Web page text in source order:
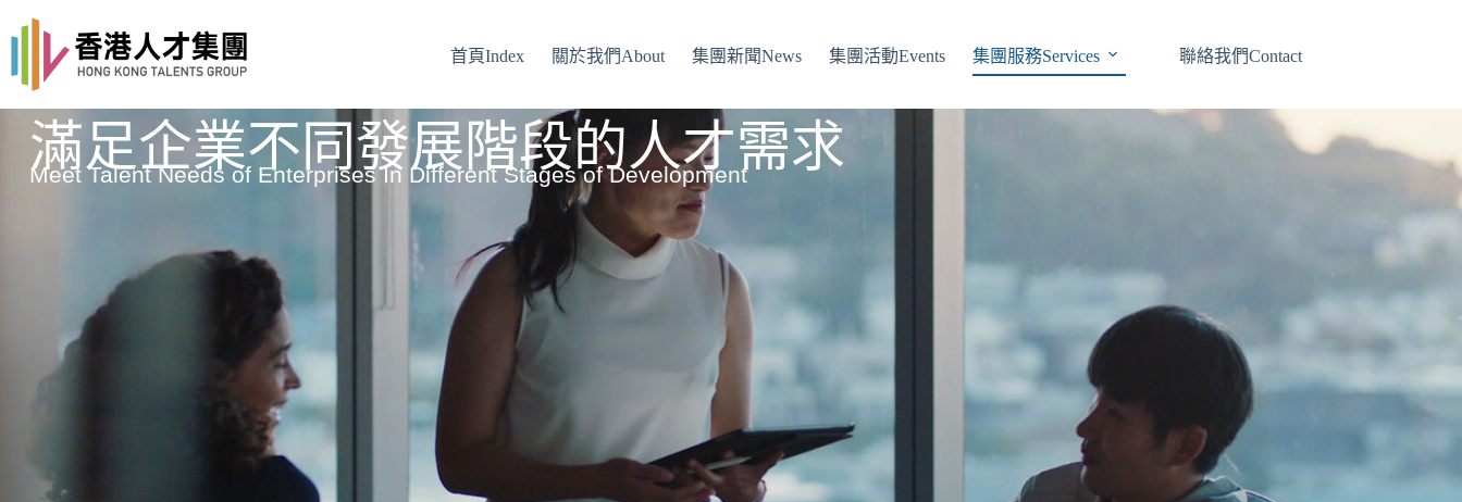
首頁Index 關於我們About 集團新聞News 集團活動Events 集團服務Services 聯絡我們Contact
滿足企業不同發展階段的人才需求
Meet Talent Needs of Enterprises In Different Stages of Development